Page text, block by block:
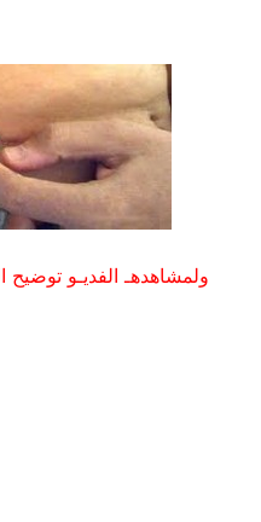
ولمشاهدهـ الفديـو توضيح